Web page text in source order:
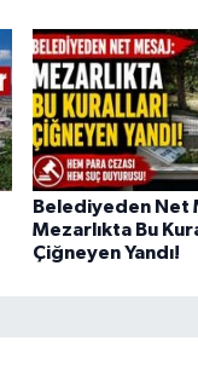
Belediyeden Net
Mezarlıkta Bu
Çiğneyen Yandı!